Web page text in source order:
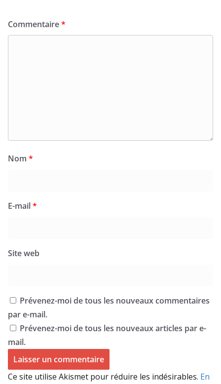
Commentaire*
Nom *
E-mail*
Site web
Prévenez-moi de tous les nouveaux commentaires
par e-mail.
Prévenez-moi de tous les nouveaux articles par e-
mail.
Ce site utilise Akismet pour réduire les indésirables. En